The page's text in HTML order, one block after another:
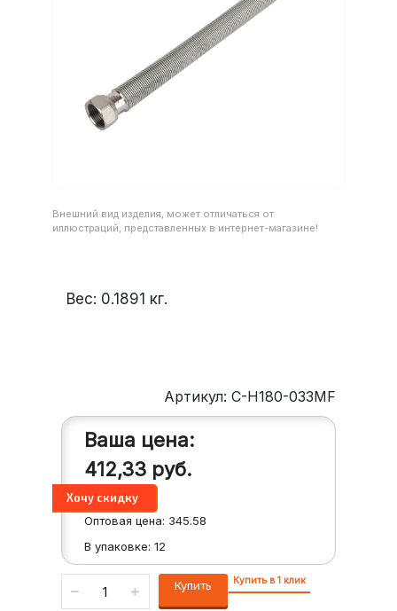
Внешний вид изделия, может отличаться от
иллюстраций, представленных в интернет-магазине!
Вес: 0.1891 кг.
Артикул: C-H180-033MF
Ваша цена:
412,33 руб.
Оптовая цена: 345.58
В упаковке: 12
Купить Купить в 1 клик